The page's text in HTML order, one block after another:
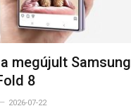
megújult Samsung
8
2026-07-22